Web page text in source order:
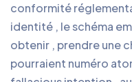
conformité
identité , le schéma
obtenir , prendre une
pourraient numéro